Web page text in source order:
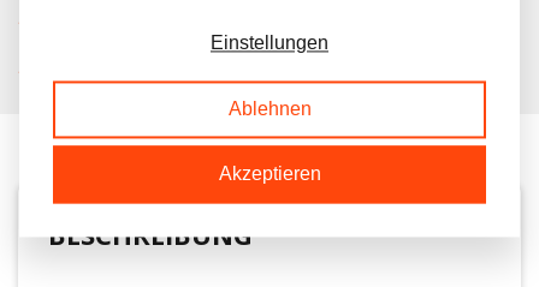
BESCHREIBUNG
Einstellungen
Ablehnen
Akzeptieren